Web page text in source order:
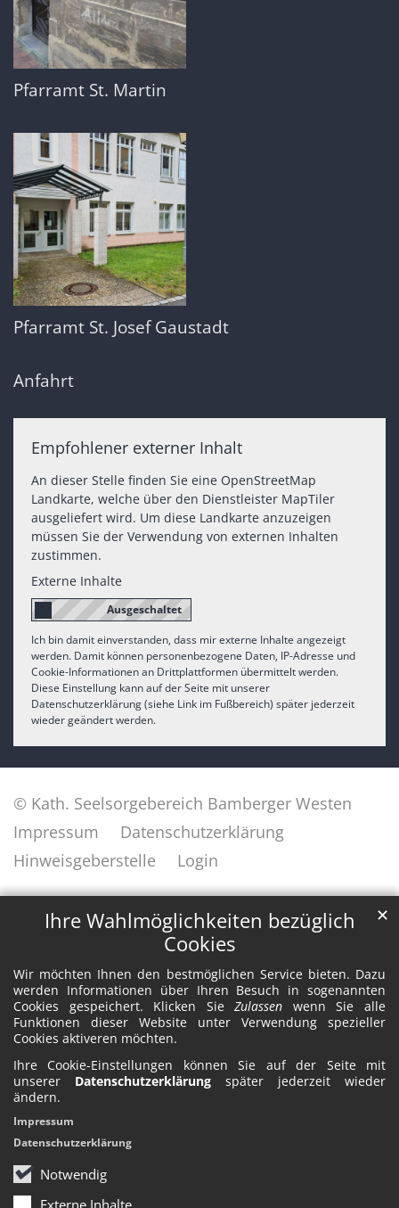
Ihre Wahlmöglichkeiten bezüglich
Cookies
Wir möchten Ihnen den bestmöglichen Service bieten. Dazu
werden Informationen über Ihren Besuch in sogenannten
Cookies gespeichert. Klicken SieZulassen wenn Sie alle
Funktionen dieser Website unter Verwendung spezieller
Cookies aktiveren möchten.
Ihre Cookie-Einstellungen können Sie auf der Seite mit
unserer Datenschutzerklärung später jederzeit wieder
ändern.
Notwendig
✕
Impressum
Datenschutzerklärung
Pfarramt St. Martin
Pfarramt St. Josef Gaustadt
Anfahrt
Empfohlener externer Inhalt
An dieser Stelle finden Sie eine OpenStreetMap
Landkarte, welche über den Dienstleister MapTiler
ausgeliefert wird. Um diese Landkarte anzuzeigen
müssen Sie der Verwendung von externen Inhalten
zustimmen.
Externe Inhalte
Ich bin damit einverstanden, dass mir externe Inhalte angezeigt
werden. Damit können personenbezogene Daten, IP-Adresse und
Cookie-Informationen an Drittplattformen übermittelt werden.
Diese Einstellung kann auf der Seite mit unserer
Datenschutzerklärung (siehe Link im Fußbereich) später jederzeit
wieder geändert werden.
© Kath. Seelsorgebereich Bamberger Westen
Impressum
Datenschutzerklärung
Hinweisgeberstelle
Login